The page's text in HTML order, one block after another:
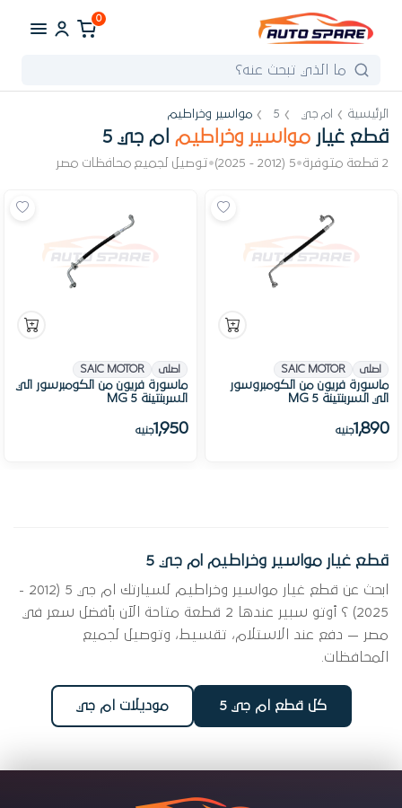
0
الرئيسية ام جي 5 مواسير وخراطيم
قطع غيار مواسير وخراطيم ام جي 5
2 قطعة متوفرة •
5 (2012 - 2025)
•توصيل لجميع محافظات مصر
اصلى SAIC MOTOR
ماسورة فريون من الكومبروسور
الي السربنتينة MG 5
1,890جنيه
اصلى SAIC MOTOR
ماسورة فريون من الكومبرسور الي
السربنتينة MG 5
1,950جنيه
قطع غيار مواسير وخراطيم ام جي 5
ابحث عن قطع غيار مواسير وخراطيم لسيارتك ام جي 5 (2012 -
2025) ؟ أوتو سبير عندها 2 قطعة متاحة الآن بأفضل سعر في
مصر — دفع عند الاستلام، تقسيط، وتوصيل لجميع
المحافظات.
كل قطع ام جي 5 موديلات ام جي